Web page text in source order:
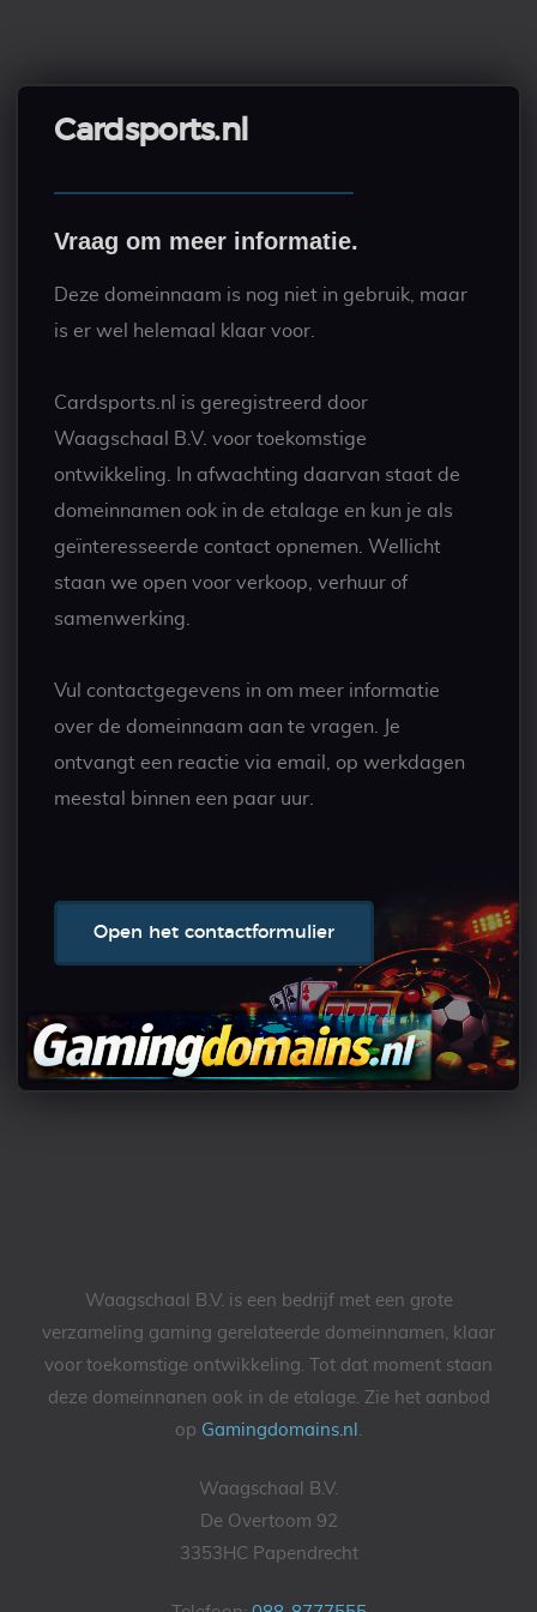
Cardsports.nl
Vraag om meer informatie.
Deze domeinnaam is nog niet in gebruik, maar
is er wel helemaal klaar voor.
Cardsports.nl is geregistreerd door
Waagschaal B.V. voor toekomstige
ontwikkeling. In afwachting daarvan staat de
domeinnamen ook in de etalage en kun je als
geïnteresseerde contact opnemen. Wellicht
staan we open voor verkoop, verhuur of
samenwerking.
Vul contactgegevens in om meer informatie
over de domeinnaam aan te vragen. Je
ontvangt een reactie via email, op werkdagen
meestal binnen een paar uur.
Waagschaal B.V. is een bedrijf met een grote
verzameling gaming gerelateerde domeinnamen, klaar
voor toekomstige ontwikkeling. Tot dat moment staan
deze domeinnanen ook in de etalage. Zie het aanbod
op Gamingdomains.nl .
Waagschaal B.V.
De Overtoom 92
3353HC Papendrecht